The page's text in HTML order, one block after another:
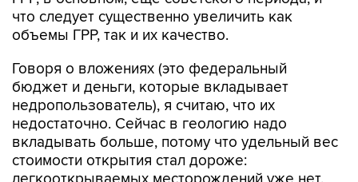
что следует существенно увеличить как
объемы ГРР, так и их качество.
Говоря о вложениях (это федеральный
бюджет и деньги, которые вкладывает
недропользователь), я считаю, что их
недостаточно. Сейчас в геологию надо
вкладывать больше, потому что удельный вес
стоимости открытия стал дороже: